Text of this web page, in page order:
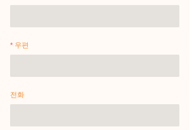
우편
전화